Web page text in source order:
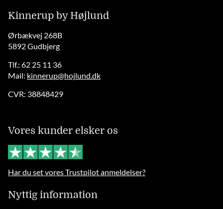
Kinnerup by Højlund
Ørbækvej 268B
5892 Gudbjerg
Tlf.: 62 25 11 36
Mail: kinnerup@hojlund.dk
CVR: 38848429
Vores kunder elsker os
Har du set vores Trustpilot anmeldelser?
Nyttig information